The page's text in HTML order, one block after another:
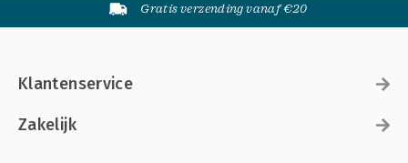
Gratis verzending vanaf €20
Klantenservice
Zakelijk